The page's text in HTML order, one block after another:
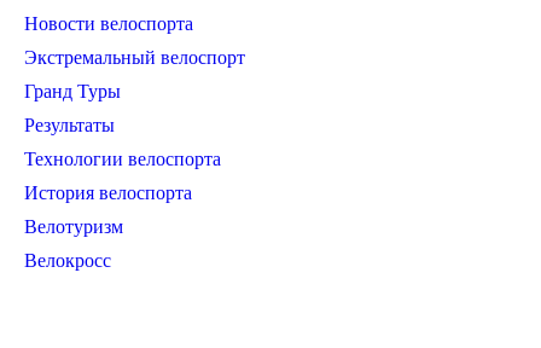
Новости велоспорта
Экстремальный велоспорт
Гранд Туры
Результаты
Технологии велоспорта
История велоспорта
Велотуризм
Велокросс